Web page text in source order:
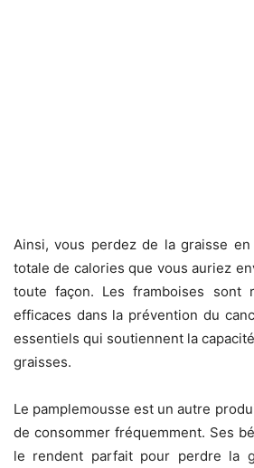
Ainsi, vous perdez de la graisse
totale de calories que vous auriez
toute façon. Les framboises sont
efficaces dans la prévention du
essentiels qui soutiennent la
graisses.
Le pamplemousse est un autre
de consommer fréquemment. Ses
le rendent parfait pour perdre la